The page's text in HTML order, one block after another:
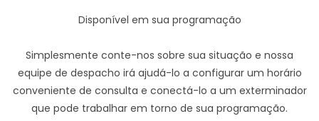
Disponível em sua programação
Simplesmente conte-nos sobre sua situação e nossa
equipe de despacho irá ajudá-lo a configurar um horário
conveniente de consulta e conectá-lo a um exterminador
que pode trabalhar em torno de sua programação.